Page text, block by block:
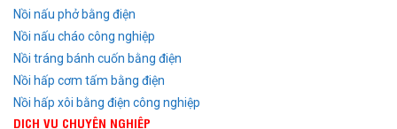
Nồi nấu phở bằng điện
Nồi nấu cháo công nghiệp
Nồi tráng bánh cuốn bằng điện
Nồi hấp cơm tấm bằng điện
Nồi hấp xôi bằng điện công nghiệp
DỊCH VỤ CHUYÊN NGHIỆP